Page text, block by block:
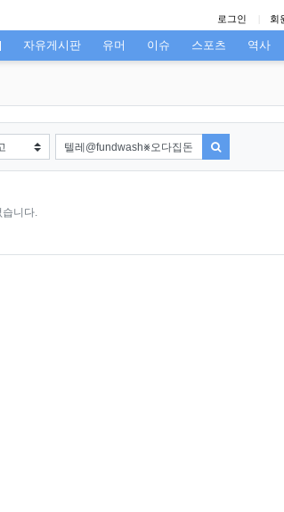
로그인 회
| 자유게시판 유머 이슈 스포츠 역사
검색어
검색하기
습니다.